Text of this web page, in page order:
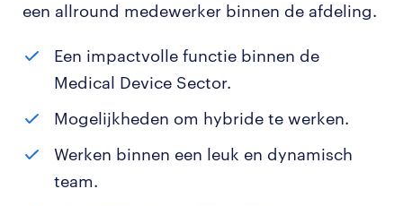
een allround medewerker binnen de afdeling.
Een impactvolle functie binnen de
Medical Device Sector.
Mogelijkheden om hybride te werken.
Werken binnen een leuk en dynamisch
team.